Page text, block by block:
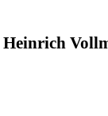
Heinrich